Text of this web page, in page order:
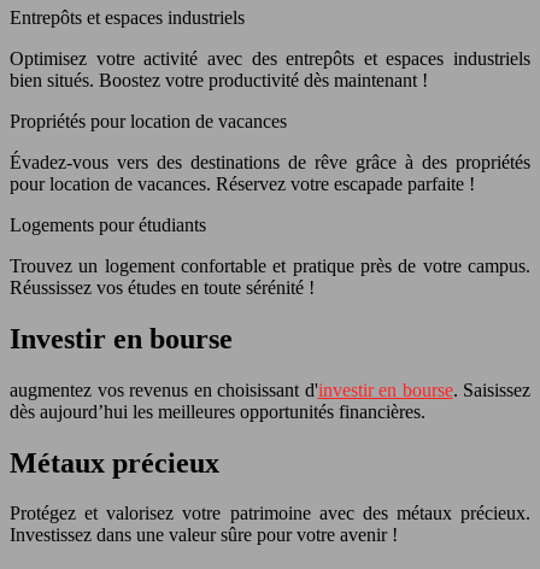
Entrepôts et espaces industriels
Optimisez votre activité avec des entrepôts et espaces industriels
bien situés. Boostez votre productivité dès maintenant !
Propriétés pour location de vacances
Évadez-vous vers des destinations de rêve grâce à des propriétés
pour location de vacances. Réservez votre escapade parfaite !
Logements pour étudiants
Trouvez un logement confortable et pratique près de votre campus.
Réussissez vos études en toute sérénité !
Investir en bourse
augmentez vos revenus en choisissant d'investir en bourse. Saisissez
dès aujourd’hui les meilleures opportunités financières.
Métaux précieux
Protégez et valorisez votre patrimoine avec des métaux précieux.
Investissez dans une valeur sûre pour votre avenir !